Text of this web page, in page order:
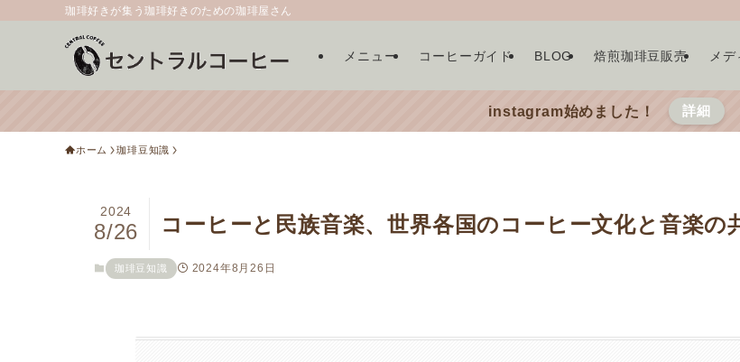
珈琲好きが集う珈琲好きのための珈琲屋さん
メニュー コーヒーガイド BLOG 焙煎珈琲豆販売 メ
instagram始めました！ 詳細
ホーム 珈琲豆知識
コーヒーと民族音楽、世界各国のコーヒー文化と音楽の
2024
8/26
珈琲豆知識 2024年8月26日